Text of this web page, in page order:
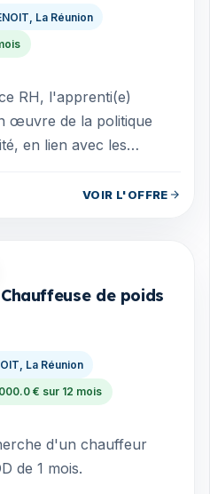
La Réunion
RH, l'apprenti(e)
œuvre de la politique
en lien avec les
VOIR L'OFFRE
de poids
La Réunion
€ sur 12 mois
d'un chauffeur
de 1 mois.